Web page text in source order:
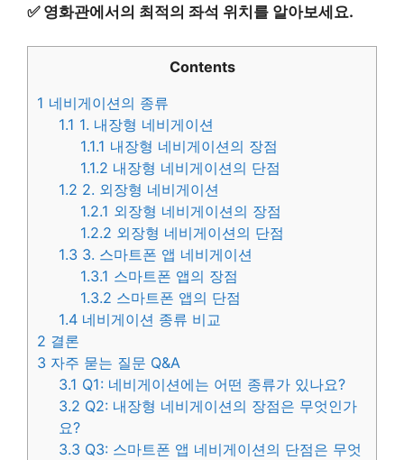
✅ 영화관에서의 최적의 좌석 위치를 알아보세요.
Contents
1 네비게이션의 종류
1.1 1. 내장형 네비게이션
1.1.1 내장형 네비게이션의 장점
1.1.2 내장형 네비게이션의 단점
1.2 2. 외장형 네비게이션
1.2.1 외장형 네비게이션의 장점
1.2.2 외장형 네비게이션의 단점
1.3 3. 스마트폰 앱 네비게이션
1.3.1 스마트폰 앱의 장점
1.3.2 스마트폰 앱의 단점
1.4 네비게이션 종류 비교
2 결론
3 자주 묻는 질문 Q&A
3.1 Q1: 네비게이션에는 어떤 종류가 있나요?
3.2 Q2: 내장형 네비게이션의 장점은 무엇인가
요?
3.3 Q3: 스마트폰 앱 네비게이션의 단점은 무엇